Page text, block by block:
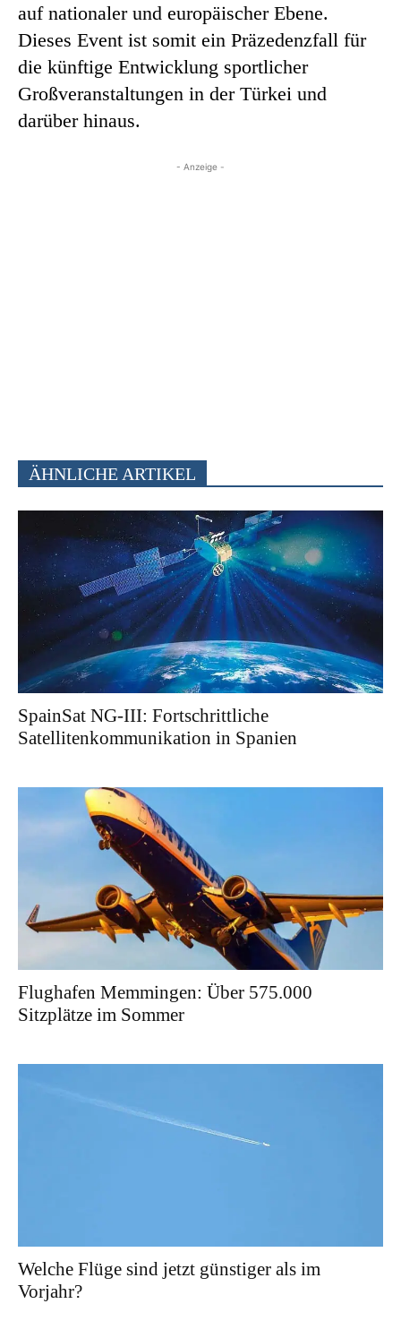
auf nationaler und europäischer Ebene.
Dieses Event ist somit ein Präzedenzfall für
die künftige Entwicklung sportlicher
Großveranstaltungen in der Türkei und
darüber hinaus.
- Anzeige -
ÄHNLICHE ARTIKEL
SpainSat NG-III: Fortschrittliche
Satellitenkommunikation in Spanien
Flughafen Memmingen: Über 575.000
Sitzplätze im Sommer
Welche Flüge sind jetzt günstiger als im
Vorjahr?